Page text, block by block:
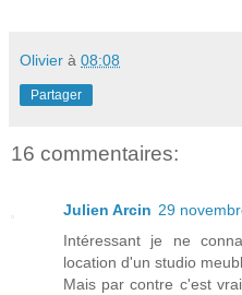
Olivier à 08:08
Partager
16 commentaires:
Julien Arcin 29
Intéressant je ne
location d'un studio
Mais par contre c'est